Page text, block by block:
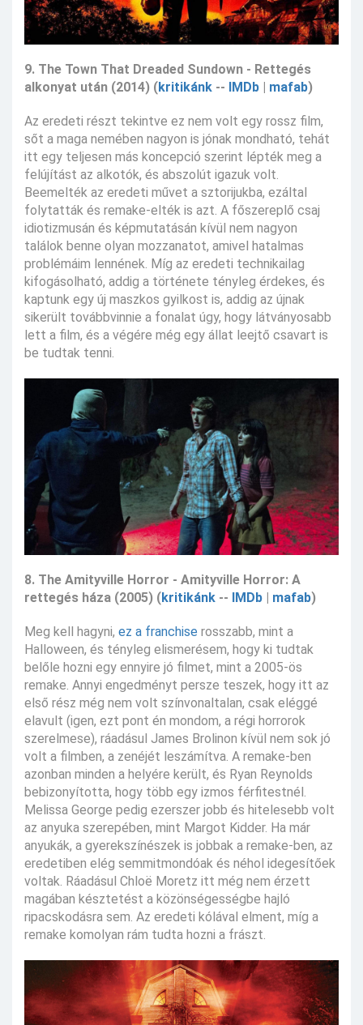
9. The Town That Dreaded Sundown - Rettegés
alkonyat után (2014) (kritikánk -- IMDb | mafab)
Az eredeti részt tekintve ez nem volt egy rossz film,
sőt a maga nemében nagyon is jónak mondható, tehát
itt egy teljesen más koncepció szerint lépték meg a
felújítást az alkotók, és abszolút igazuk volt.
Beemelték az eredeti művet a sztorijukba, ezáltal
folytatták és remake-elték is azt. A főszereplő csaj
idiotizmusán és képmutatásán kívül nem nagyon
találok benne olyan mozzanatot, amivel hatalmas
problémáim lennének. Míg az eredeti technikailag
kifogásolható, addig a története tényleg érdekes, és
kaptunk egy új maszkos gyilkost is, addig az újnak
sikerült továbbvinnie a fonalat úgy, hogy látványosabb
lett a film, és a végére még egy állat leejtő csavart is
be tudtak tenni.
8. The Amityville Horror - Amityville Horror: A
rettegés háza (2005) (kritikánk -- IMDb mafab)
Meg kell hagyni, ez a franchise rosszabb, mint a
Halloween, és tényleg elismerésem, hogy ki tudtak
belőle hozni egy ennyire jó filmet, mint a 2005-ös
remake. Annyi engedményt persze teszek, hogy itt az
első rész még nem volt színvonaltalan, csak eléggé
elavult (igen, ezt pont én mondom, a régi horrorok
szerelmese), ráadásul James Brolinon kívül nem sok jó
volt a filmben, a zenéjét leszámítva. A remake-ben
azonban minden a helyére került, és Ryan Reynolds
bebizonyította, hogy több egy izmos férfitestnél.
Melissa George pedig ezerszer jobb és hitelesebb volt
az anyuka szerepében, mint Margot Kidder. Ha már
anyukák, a gyerekszínészek is jobbak a remake-ben, az
eredetiben elég semmitmondóak és néhol idegesítőek
voltak. Ráadásul Chloë Moretz itt még nem érzett
magában késztetést a közönségességbe hajló
ripacskodásra sem. Az eredeti kólával elment, míg a
remake komolyan rám tudta hozni a frászt.